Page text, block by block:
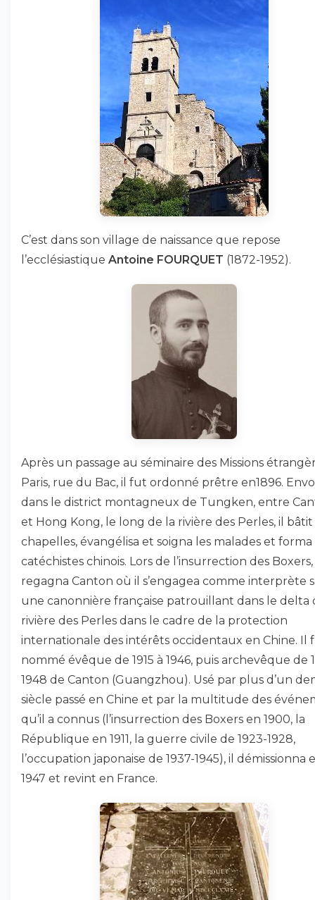
C’est dans son village de naissance que repose
l’ecclésiastique Antoine FOURQUET (1872-1952).
Après un passage au séminaire des Missions
Paris, rue du Bac, il fut ordonné prêtre en1896.
dans le district montagneux de Tungken, entre
et Hong Kong, le long de la rivière des Perles, il bâtit
chapelles, évangélisa et soigna les malades et forma
catéchistes chinois. Lors de l’insurrection des Boxers,
regagna Canton où il s’engagea comme interprète
une canonnière française patrouillant dans le delta
rivière des Perles dans le cadre de la protection
internationale des intérêts occidentaux en Chine. Il
nommé évêque de 1915 à 1946, puis archevêque de
1948 de Canton (Guangzhou). Usé par plus d’un
siècle passé en Chine et par la multitude des
qu’il a connus (l’insurrection des Boxers en 1900, la
République en 1911, la guerre civile de 1923-1928,
l’occupation japonaise de 1937-1945), il démissionna
1947 et revint en France.